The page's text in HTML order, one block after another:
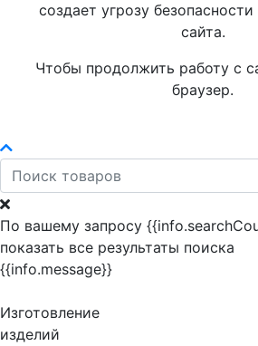
создает угрозу
сайта.
Чтобы продолжить работу с
браузер.
По вашему запросу
показать все результаты поиска
{{info.message}}
Изготовление
изделий